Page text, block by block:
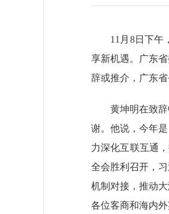
11月8日下午，
享新机遇。广东
辞或推介，广东
黄坤明在致辞中
谢。他说，今年
力深化互联互通
全会胜利召开，
机制对接，推动
各位客商和海内